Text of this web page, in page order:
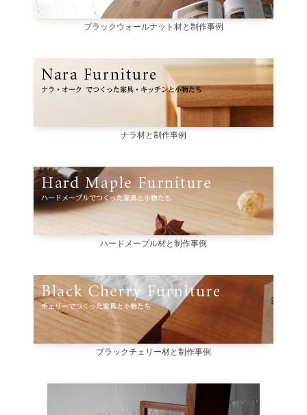
ブラックウォールナット材と制作事例
ナラ材と制作事例
ハードメープル材と制作事例
ブラックチェリー材と制作事例